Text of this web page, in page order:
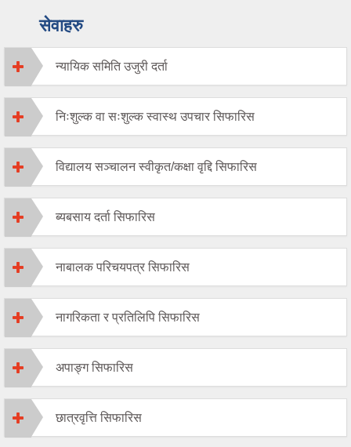
सेवाहरु
न्यायिक समिति उजुरी दर्ता
निःशुल्क वा सःशुल्क स्वास्थ उपचार सिफारिस
विद्यालय सञ्चालन स्वीकृत/कक्षा वृद्दि सिफारिस
ब्यबसाय दर्ता सिफारिस
नाबालक परिचयपत्र सिफारिस
नागरिकता र प्रतिलिपि सिफारिस
अपाङ्ग सिफारिस
छात्रवृत्ति सिफारिस